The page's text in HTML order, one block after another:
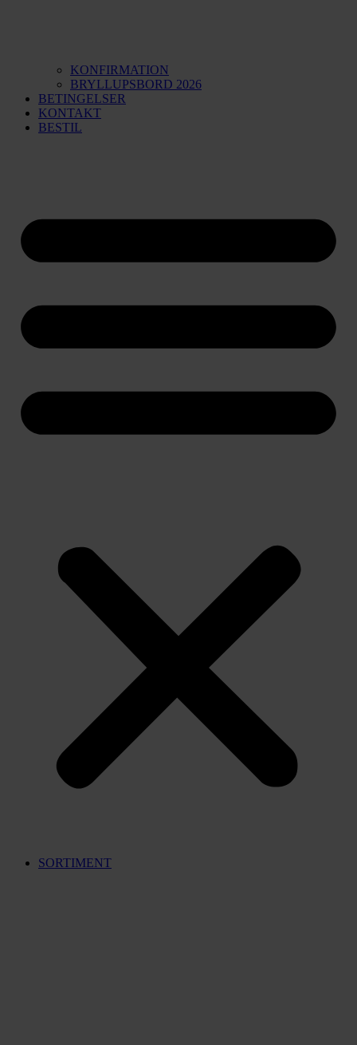
KONFIRMATION
BRYLLUPSBORD 2026
BETINGELSER
KONTAKT
BESTIL
SORTIMENT